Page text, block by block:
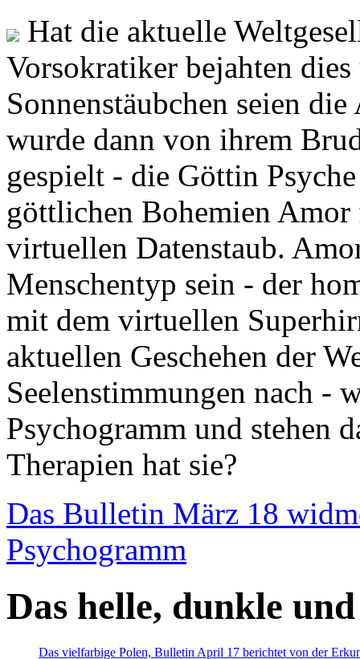
Hat die aktuelle
Vorsokratiker bejahten
Sonnenstäubchen seien
wurde dann von ihrem
gespielt - die Göttin
göttlichen Bohemien
virtuellen Datenstaub.
Menschentyp sein - der
mit dem virtuellen
aktuellen Geschehen der
Seelenstimmungen nach -
Psychogramm und stehen
Therapien hat sie?
Das Bulletin März 18
Psychogramm
Das helle, dunkle
Das vielfarbige Polen, Bulletin April 17 berichtet von der